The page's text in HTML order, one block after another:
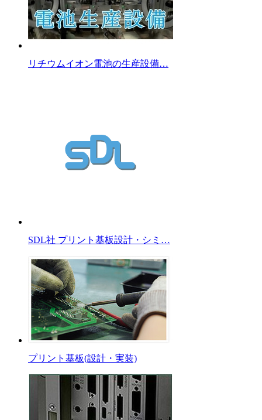
リチウムイオン電池の生産設備…
SDL社 プリント基板設計・シミ…
プリント基板(設計・実装)